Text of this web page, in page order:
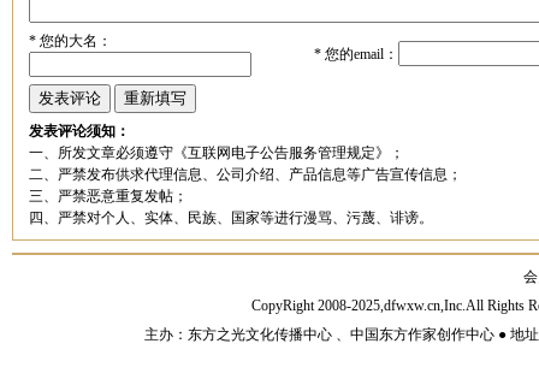
*您的大名：
*您的email：
发表评论须知：
一、所发文章必须遵守《互联网电子公告服务管理规定》；
二、严禁发布供求代理信息、公司介绍、产品信息等广告宣传信息；
三、严禁恶意重复发帖；
四、严禁对个人、实体、民族、国家等进行漫骂、污蔑、诽谤。
CopyRight 2008-2025,dfwxw.cn,Inc.All Rights
主办：东方之光文化传播中心 、中国东方作家创作中心 ● 地